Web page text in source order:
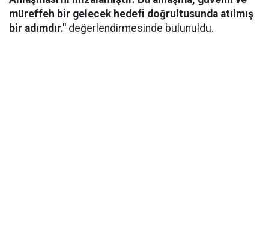
müreffeh bir gelecek hedefi doğrultusunda atılmış
bir adımdır." değerlendirmesinde bulunuldu.